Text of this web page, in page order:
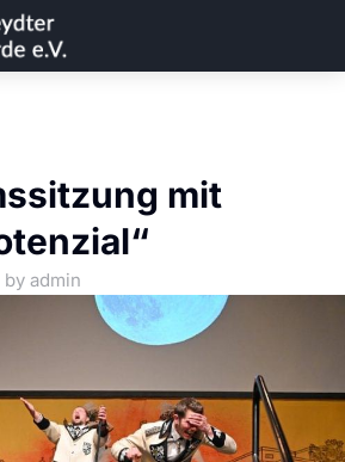
mit
by admin